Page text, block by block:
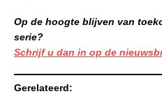
Op de hoogte blijven van
serie?
Schrijf u dan in op de
Gerelateerd: